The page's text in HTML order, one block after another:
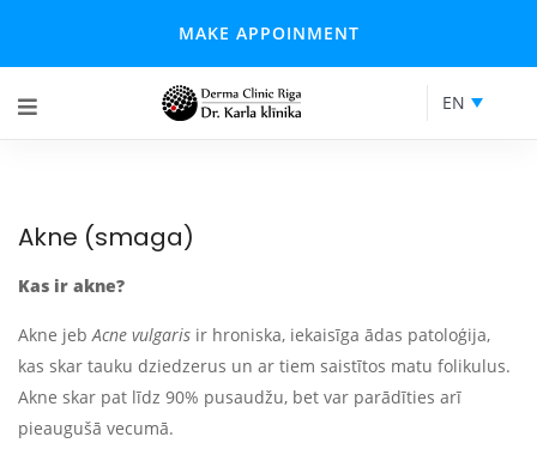
MAKE APPOINMENT
EN
Akne (smaga)
Kas ir akne?
Akne jebAcne vulgaris ir hroniska, iekaisīga ādas patoloģija,
kas skar tauku dziedzerus un ar tiem saistītos matu folikulus.
Akne skar pat līdz 90% pusaudžu, bet var parādīties arī
pieaugušā vecumā.